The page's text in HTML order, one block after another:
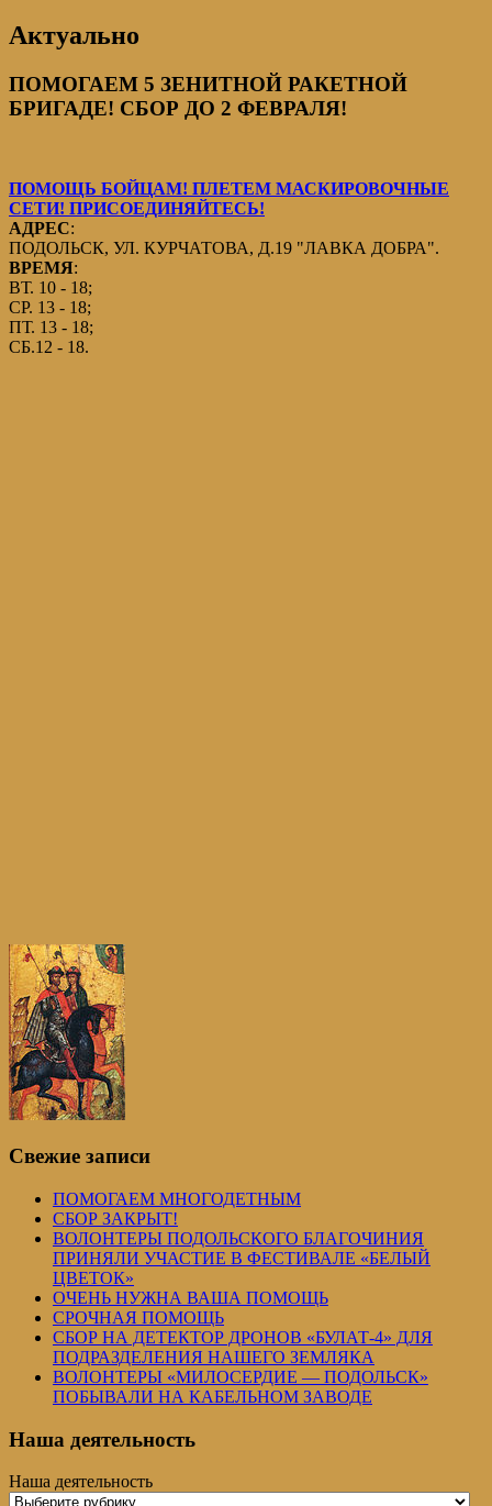
Актуально
ПОМОГАЕМ 5 ЗЕНИТНОЙ РАКЕТНОЙ
БРИГАДЕ! СБОР ДО 2 ФЕВРАЛЯ!
ПОМОЩЬ БОЙЦАМ! ПЛЕТЕМ МАСКИРОВОЧНЫЕ
СЕТИ! ПРИСОЕДИНЯЙТЕСЬ!
АДРЕС:
ПОДОЛЬСК, УЛ. КУРЧАТОВА, Д.19 "ЛАВКА ДОБРА".
ВРЕМЯ:
ВТ. 10 - 18;
СР. 13 - 18;
ПТ. 13 - 18;
СБ.12 - 18.
Свежие записи
ПОМОГАЕМ МНОГОДЕТНЫМ
СБОР ЗАКРЫТ!
ВОЛОНТЕРЫ ПОДОЛЬСКОГО БЛАГОЧИНИЯ
ПРИНЯЛИ УЧАСТИЕ В ФЕСТИВАЛЕ «БЕЛЫЙ
ЦВЕТОК»
ОЧЕНЬ НУЖНА ВАША ПОМОЩЬ
СРОЧНАЯ ПОМОЩЬ
СБОР НА ДЕТЕКТОР ДРОНОВ «БУЛАТ-4» ДЛЯ
ПОДРАЗДЕЛЕНИЯ НАШЕГО ЗЕМЛЯКА
ВОЛОНТЕРЫ «МИЛОСЕРДИЕ — ПОДОЛЬСК»
ПОБЫВАЛИ НА КАБЕЛЬНОМ ЗАВОДЕ
Наша деятельность
Наша деятельность